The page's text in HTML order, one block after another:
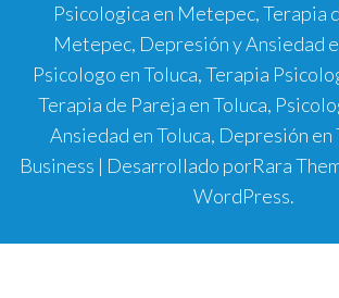
Psicologica en Metepec, Terapia
Metepec, Depresión y Ansiedad
Psicologo en Toluca, Terapia
Terapia de Pareja en Toluca,
Ansiedad en Toluca, Depresión en
Business | Desarrollado porRara
WordPress.